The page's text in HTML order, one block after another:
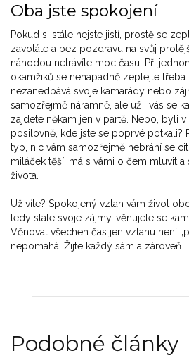
Oba jste spokojení
Pokud si stále nejste jistí, prostě se
zavoláte a bez pozdravu na svůj
náhodou netrávíte moc času. Při
okamžiků se nenápadně zeptejte třeba
nezanedbává svoje kamarády nebo
samozřejmě náramně, ale už i vás se
zajdete někam jen v partě. Nebo, byli
posilovně, kde jste se poprvé potkali?
typ, nic vám samozřejmě nebrání se
miláček těší, má s vámi o čem mluvit
života.
Už víte? Spokojený vztah vám život
tedy stále svoje zájmy, věnujete se
Věnovat všechen čas jen vztahu není
nepomáhá. Žijte každý sám a zároveň
Podobné články